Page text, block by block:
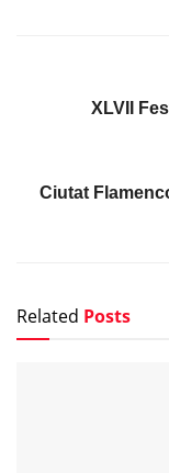
XLVII
Ciutat
Related Posts